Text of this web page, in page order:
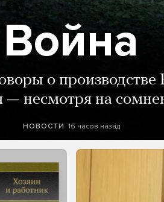
Война
о производстве
— несмотря на
НОВОСТИ 16 часов назад